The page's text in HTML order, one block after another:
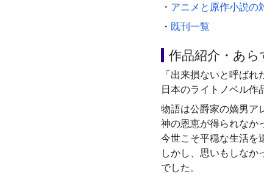
・ アニメと原作小説の
・ 既刊一覧
作品紹介・あら
「出来損ないと呼ば
日本のライトノベル作
物語は公爵家の嫡男ア
神の恩恵が得られなか
今世こそ平穏な生活を
しかし、思いもしな
でした。